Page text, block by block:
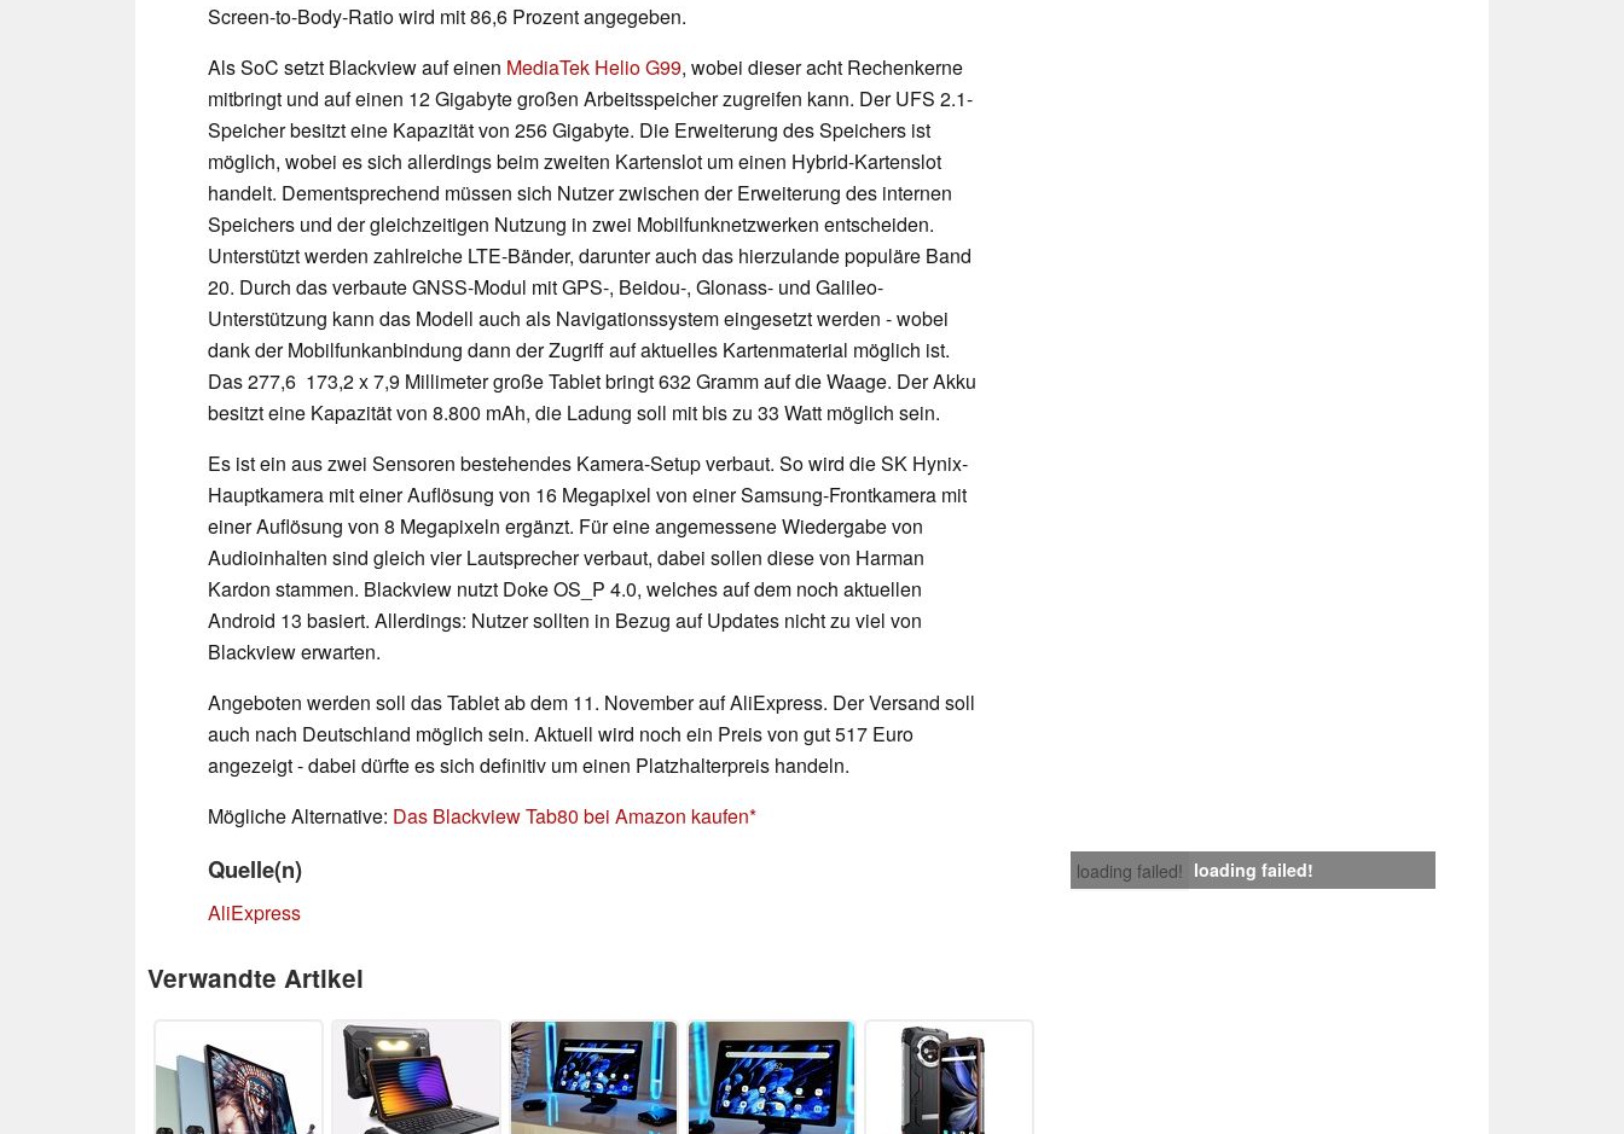
Screen-to-Body-Ratio wird mit 86,6 Prozent angegeben.
Als SoC setzt Blackview auf einen MediaTek Helio G99, wobei dieser acht Rechenkerne
mitbringt und auf einen 12 Gigabyte großen Arbeitsspeicher zugreifen kann. Der UFS 2.1-
Speicher besitzt eine Kapazität von 256 Gigabyte. Die Erweiterung des Speichers ist
möglich, wobei es sich allerdings beim zweiten Kartenslot um einen Hybrid-Kartenslot
handelt. Dementsprechend müssen sich Nutzer zwischen der Erweiterung des internen
Speichers und der gleichzeitigen Nutzung in zwei Mobilfunknetzwerken entscheiden.
Unterstützt werden zahlreiche LTE-Bänder, darunter auch das hierzulande populäre Band
20. Durch das verbaute GNSS-Modul mit GPS-, Beidou-, Glonass- und Galileo-
Unterstützung kann das Modell auch als Navigationssystem eingesetzt werden - wobei
dank der Mobilfunkanbindung dann der Zugriff auf aktuelles Kartenmaterial möglich ist.
Das 277,6 173,2 x 7,9 Millimeter große Tablet bringt 632 Gramm auf die Waage. Der Akku
besitzt eine Kapazität von 8.800 mAh, die Ladung soll mit bis zu 33 Watt möglich sein.
Es ist ein aus zwei Sensoren bestehendes Kamera-Setup verbaut. So wird die SK Hynix-
Hauptkamera mit einer Auflösung von 16 Megapixel von einer Samsung-Frontkamera mit
einer Auflösung von 8 Megapixeln ergänzt. Für eine angemessene Wiedergabe von
Audioinhalten sind gleich vier Lautsprecher verbaut, dabei sollen diese von Harman
Kardon stammen. Blackview nutzt Doke OS_P 4.0, welches auf dem noch aktuellen
Android 13 basiert. Allerdings: Nutzer sollten in Bezug auf Updates nicht zu viel von
Blackview erwarten.
Angeboten werden soll das Tablet ab dem 11. November auf AliExpress. Der Versand soll
auch nach Deutschland möglich sein. Aktuell wird noch ein Preis von gut 517 Euro
angezeigt - dabei dürfte es sich definitiv um einen Platzhalterpreis handeln.
Mögliche Alternative: Das Blackview Tab80 bei Amazon kaufen
loading failed! loading failed!
Quelle(n)
AliExpress
Verwandte Artikel